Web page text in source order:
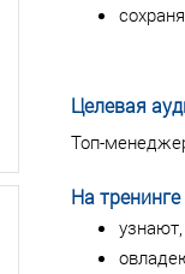
Целевая
Топ-
На